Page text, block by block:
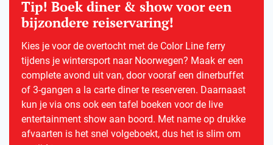
Tip! Boek diner & show voor een
bijzondere reiservaring!
Kies je voor de overtocht met de Color Line ferry
tijdens je wintersport naar Noorwegen? Maak er een
complete avond uit van, door vooraf een dinerbuffet
of 3-gangen a la carte diner te reserveren. Daarnaast
kun je via ons ook een tafel boeken voor de live
entertainment show aan boord. Met name op drukke
afvaarten is het snel volgeboekt, dus het is slim om